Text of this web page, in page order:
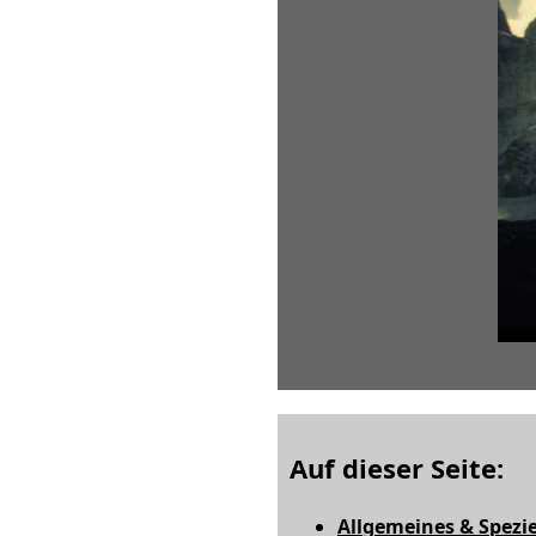
Auf dieser Seite:
Allgemeines &